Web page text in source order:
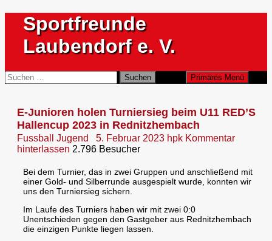
Inhalt
springen
Sportfreunde
Laubendorf e. V.
Suchen Primäres Menü
Suchen
nach:
E-Junioren holen Turniersieg beim U11 RED’S
Hallencup 2023 in Rednitzhembach
Fussball Jugend 5. Februar 2023 hpk Kommentar
hinterlassen 2.796 Besucher
Bei dem Turnier, das in zwei Gruppen und anschließend mit
einer Gold- und Silberrunde ausgespielt wurde, konnten wir
uns den Turniersieg sichern.
Im Laufe des Turniers haben wir mit zwei 0:0
Unentschieden gegen den Gastgeber aus Rednitzhembach
die einzigen Punkte liegen lassen.